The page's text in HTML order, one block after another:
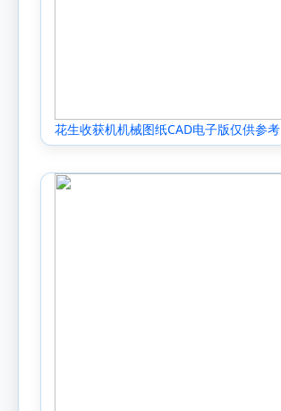
花生收获机机械图纸CAD电子版仅供参考